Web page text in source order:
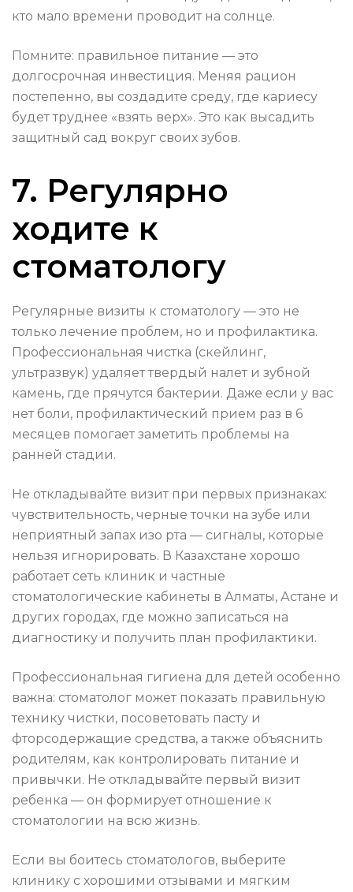
кто мало времени проводит на солнце.
Помните: правильное питание — это
долгосрочная инвестиция. Меняя рацион
постепенно, вы создадите среду, где кариесу
будет труднее «взять верх». Это как высадить
защитный сад вокруг своих зубов.
7. Регулярно
ходите к
стоматологу
Регулярные визиты к стоматологу — это не
только лечение проблем, но и профилактика.
Профессиональная чистка (скейлинг,
ультразвук) удаляет твердый налет и зубной
камень, где прячутся бактерии. Даже если у вас
нет боли, профилактический прием раз в 6
месяцев помогает заметить проблемы на
ранней стадии.
Не откладывайте визит при первых признаках:
чувствительность, черные точки на зубе или
неприятный запах изо рта — сигналы, которые
нельзя игнорировать. В Казахстане хорошо
работает сеть клиник и частные
стоматологические кабинеты в Алматы, Астане и
других городах, где можно записаться на
диагностику и получить план профилактики.
Профессиональная гигиена для детей особенно
важна: стоматолог может показать правильную
технику чистки, посоветовать пасту и
фторсодержащие средства, а также объяснить
родителям, как контролировать питание и
привычки. Не откладывайте первый визит
ребенка — он формирует отношение к
стоматологии на всю жизнь.
Если вы боитесь стоматологов, выберите
клинику с хорошими отзывами и мягким